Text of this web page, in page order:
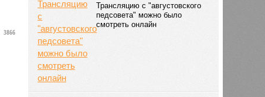
3866
Трансляцию с "августовского
педсовета" можно было
смотреть онлайн